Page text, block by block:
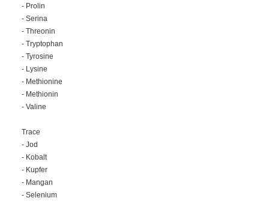
- Prolin
- Serina
- Threonin
- Tryptophan
- Tyrosine
- Lysine
- Methionine
- Methionin
- Valine
Trace
- Jod
- Kobalt
- Kupfer
- Mangan
- Selenium